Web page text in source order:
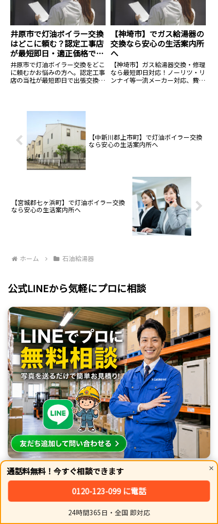
×
通話料無料！今すぐ相談できます
0120-123-099 に電話
24時間365日・全国 即対応
井原市で灯油ボイラー交換
はどこに頼む？認定工事店
が最短即日・適正価格で対
応
井原市で灯油ボイラー交換をどこ
に頼むかお悩みの方へ。認定工事
店の当社が最短即日で出張交換し
の適正価格で施工。見積もり無
【神埼市】でガス給湯器の
交換なら安心の生活案内所
へ
【神埼市】ガス給湯器交換・修理
なら最短即日対応！ノーリツ・リ
ンナイ等一流メーカー対応、費用
【中新川郡上市町】で灯油ボイラー交換
なら安心の生活案内所へ
【宮城郡七ヶ浜町】で灯油ボイラー交換
なら安心の生活案内所へ
ホーム 石油給湯器
公式LINEから気軽にプロに相談
シェア トップ